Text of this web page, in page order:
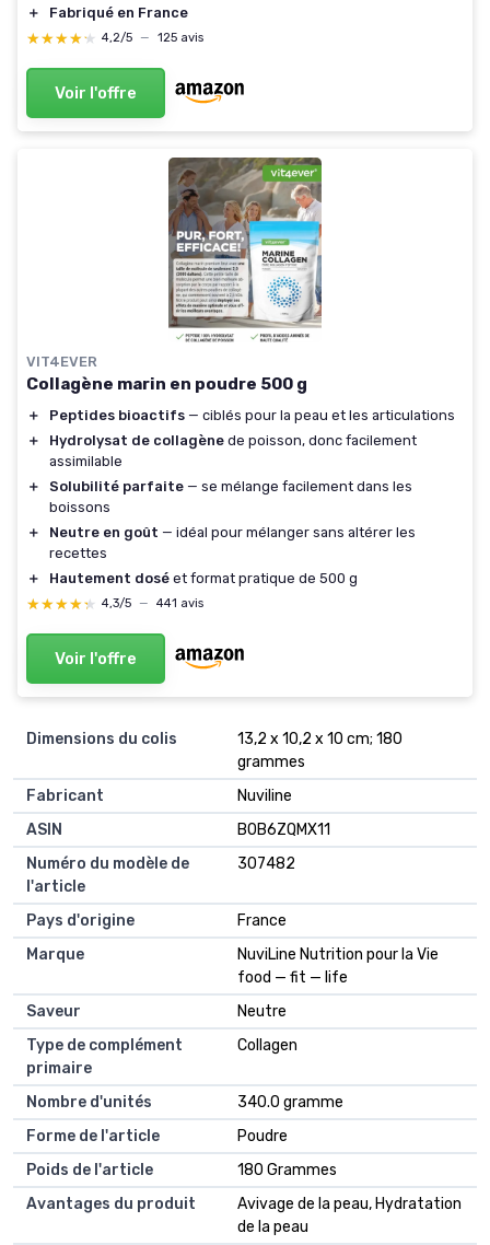
＋ Fabriqué en France
★★★★★
★★★★★ 4,2/5 — 125 avis
Voir l'offre
VIT4EVER
Collagène marin en poudre 500 g
＋ Peptides bioactifs — ciblés pour la peau et les articulations
＋
Hydrolysat de collagène de poisson, donc facilement
assimilable
＋
Solubilité parfaite — se mélange facilement dans les
boissons
＋
Neutre en goût — idéal pour mélanger sans altérer les
recettes
＋
Hautement dosé et format pratique de 500 g
★★★★★
★★★★★ 4,3/5 — 441 avis
Voir l'offre
Dimensions du colis
13,2 x 10,2 x 10 cm; 180
grammes
Fabricant
Nuviline
ASIN
B0B6ZQMX11
Numéro du modèle de
l'article
307482
Pays d'origine
France
Marque
NuviLine Nutrition pour la Vie
food — fit — life
Saveur
Neutre
Type de complément
primaire
Collagen
Nombre d'unités
340.0 gramme
Forme de l'article
Poudre
Poids de l'article
180 Grammes
Avantages du produit
Avivage de la peau, Hydratation
de la peau